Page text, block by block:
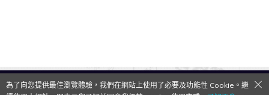
QooApp Limited © 2026
為了向您提供最佳瀏覽體驗，我們在網站上使用了必要及功能性 Cookie。繼